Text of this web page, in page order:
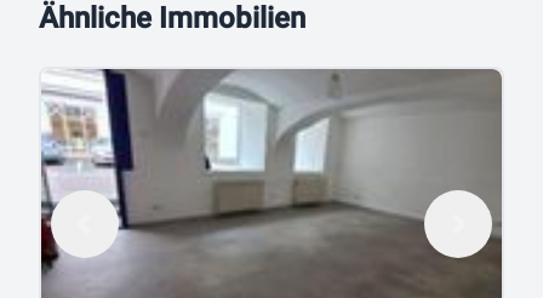
Ähnliche Immobilien